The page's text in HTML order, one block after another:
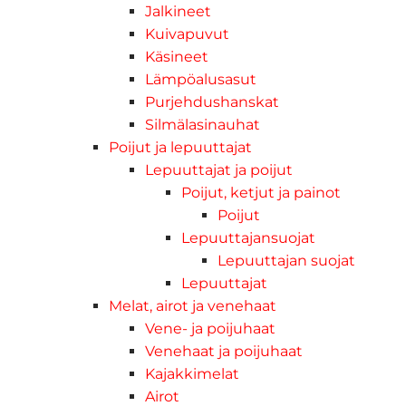
Jalkineet
Kuivapuvut
Käsineet
Lämpöalusasut
Purjehdushanskat
Silmälasinauhat
Poijut ja lepuuttajat
Lepuuttajat ja poijut
Poijut, ketjut ja painot
Poijut
Lepuuttajansuojat
Lepuuttajan suojat
Lepuuttajat
Melat, airot ja venehaat
Vene- ja poijuhaat
Venehaat ja poijuhaat
Kajakkimelat
Airot